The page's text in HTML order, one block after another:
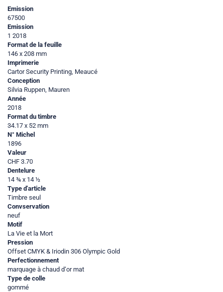
Emission
67500
Emission
1 2018
Format de la feuille
146 x 208 mm
Imprimerie
Cartor Security Printing, Meaucé
Conception
Silvia Ruppen, Mauren
Année
2018
Format du timbre
34.17 x 52 mm
N° Michel
1896
Valeur
CHF 3.70
Dentelure
14 ¾ x 14 ½
Type d'article
Timbre seul
Convservation
neuf
Motif
La Vie et la Mort
Pression
Offset CMYK & Iriodin 306 Olympic Gold
Perfectionnement
marquage à chaud d‘or mat
Type de colle
gommé